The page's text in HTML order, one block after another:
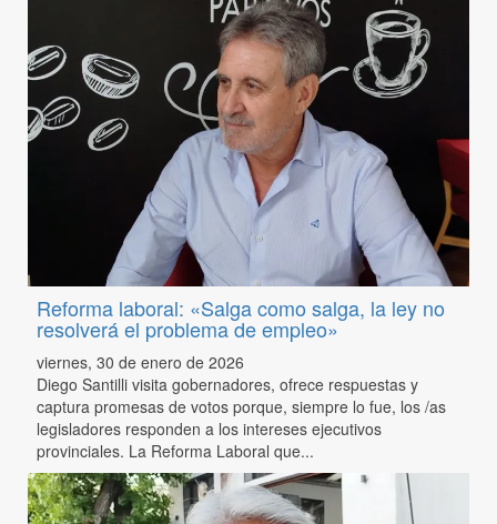
Reforma laboral: «Salga como salga, la ley no
resolverá el problema de empleo»
viernes, 30 de enero de 2026
Diego Santilli visita gobernadores, ofrece respuestas y
captura promesas de votos porque, siempre lo fue, los /as
legisladores responden a los intereses ejecutivos
provinciales. La Reforma Laboral que...